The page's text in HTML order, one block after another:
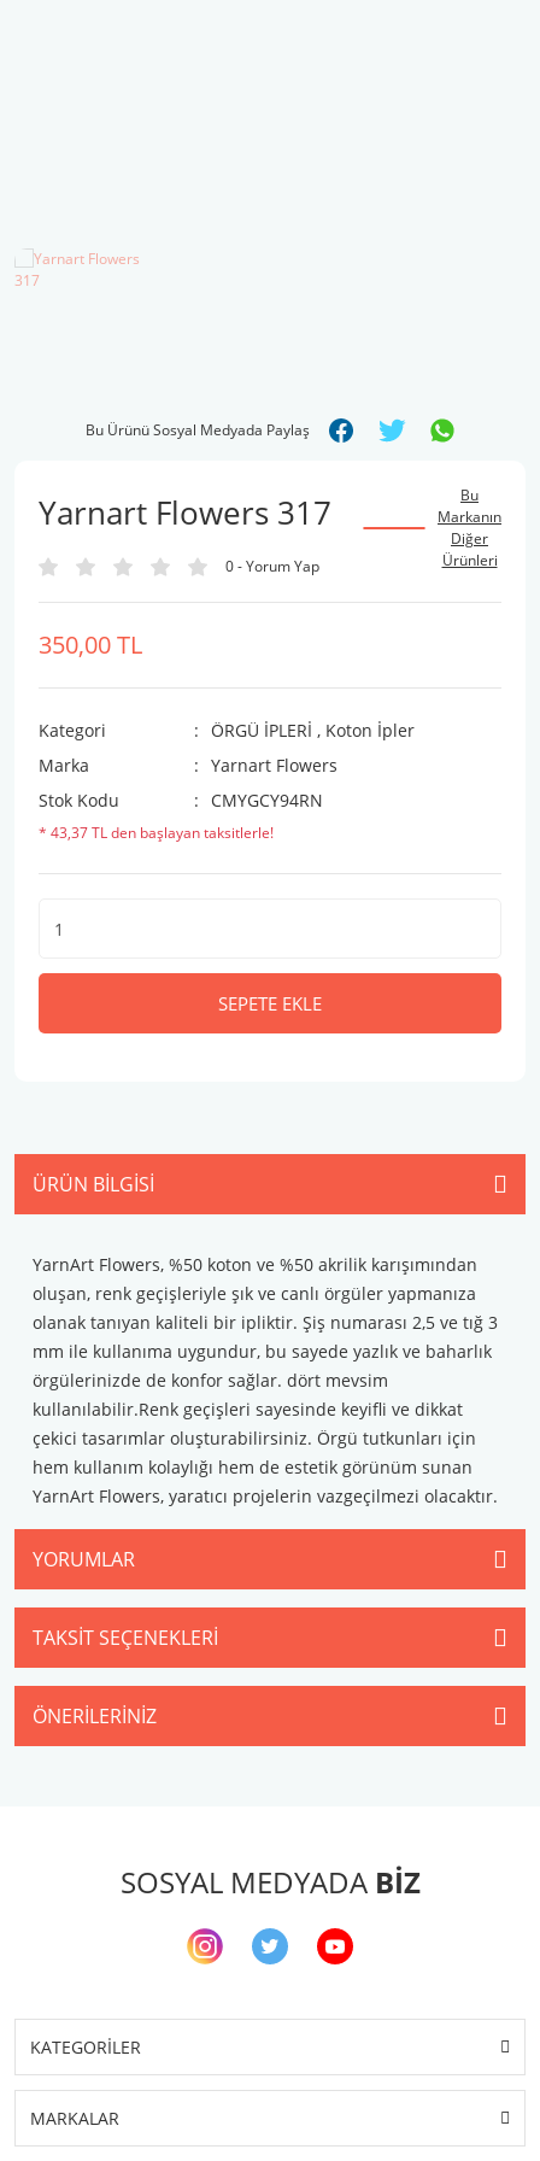
Bu Ürünü Sosyal Medyada Paylaş
Yarnart Flowers 317
0 - Yorum Yap
Bu
Markanın
Diğer
Ürünleri
350,00 TL
Kategori ÖRGÜ İPLERİ , Koton İpler
Marka
Yarnart Flowers
Stok Kodu
CMYGCY94RN
* 43,37 TL den başlayan taksitlerle!
SEPETE EKLE
ÜRÜN BILGISI
YarnArt Flowers, %50 koton ve %50 akrilik karışımından
oluşan, renk geçişleriyle şık ve canlı örgüler yapmanıza
olanak tanıyan kaliteli bir ipliktir. Şiş numarası 2,5 ve tığ 3
mm ile kullanıma uygundur, bu sayede yazlık ve baharlık
örgülerinizde de konfor sağlar. dört mevsim
kullanılabilir.Renk geçişleri sayesinde keyifli ve dikkat
çekici tasarımlar oluşturabilirsiniz. Örgü tutkunları için
hem kullanım kolaylığı hem de estetik görünüm sunan
YarnArt Flowers, yaratıcı projelerin vazgeçilmezi olacaktır.
YORUMLAR
TAKSIT SEÇENEKLERI
ÖNERILERINIZ
SOSYAL MEDYADA BİZ
KATEGORİLER
MARKALAR